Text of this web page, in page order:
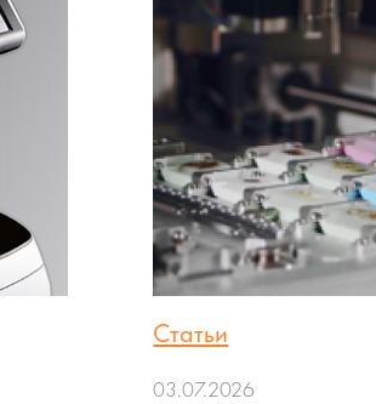
Статьи
03.07.2026